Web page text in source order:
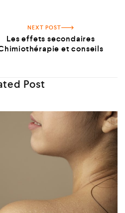
NEXT POST
Les effets secondaires
et conseils
Post